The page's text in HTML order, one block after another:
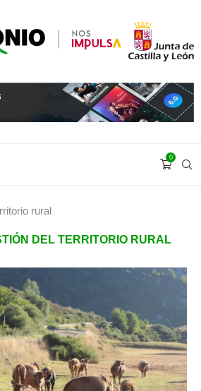
0
rural
DEL TERRITORIO RURAL